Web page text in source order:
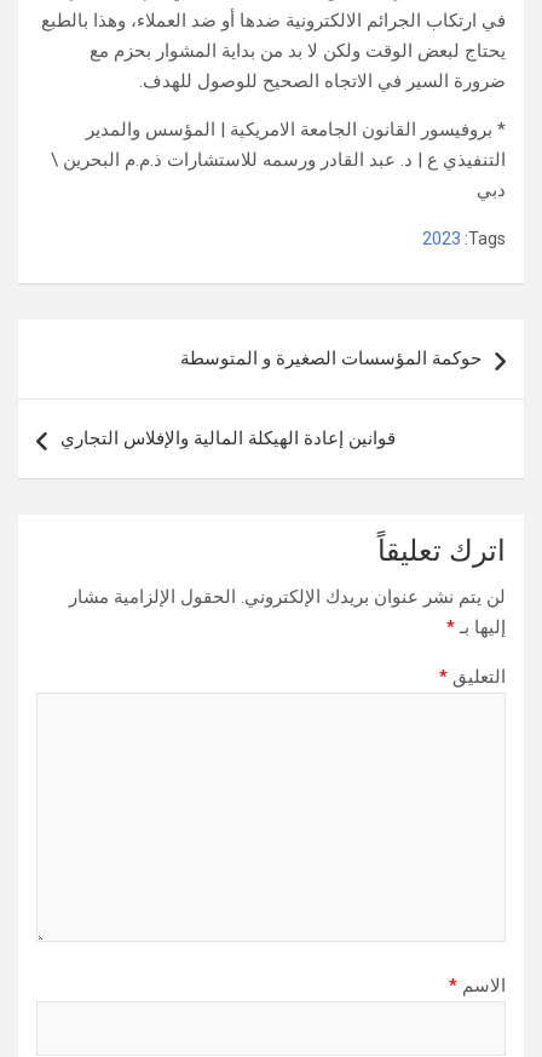
في ارتكاب الجرائم الالكترونیة ضدھا أو ضد العملاء، وھذا بالطبع
یحتاج لبعض الوقت ولكن لا بد من بدایة المشوار بحزم مع
ضرورة السیر في الاتجاه الصحیح للوصول للھدف.
* بروفيسور القانون الجامعة الامريكية | المؤسس والمدير
التنفيذي ع | د. عبد القادر ورسمه للاستشارات ذ.م.م البحرين \
دبي
Tags:
2023
المقالات
حوكمة المؤسسات الصغيرة و المتوسطة
قوانين إعادة الهيكلة المالية والإفلاس التجاري
اترك تعليقاً
لن يتم نشر عنوان بريدك الإلكتروني. الحقول الإلزامية مشار
إليها بـ*
التعليق *
الاسم *